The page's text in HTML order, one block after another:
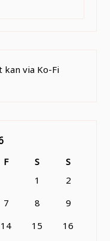
kan via Ko-Fi
F S
S
1
2
7 8
9
14 15
16